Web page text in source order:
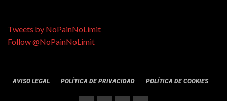
Tweets by NoPainNoLimit
Follow @NoPainNoLimit
AVISO LEGAL POLÍTICA DE PRIVACIDAD POLÍTICA DE COOKIES